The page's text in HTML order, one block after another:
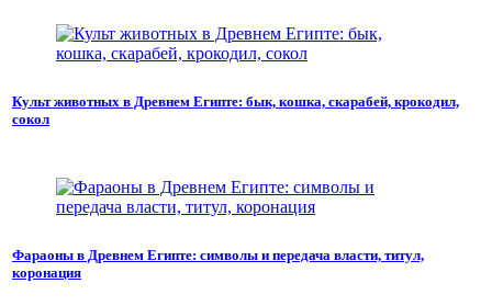
Культ животных в Древнем Египте: бык, кошка, скарабей, крокодил,
сокол
Фараоны в Древнем Египте: символы и передача власти, титул,
коронация